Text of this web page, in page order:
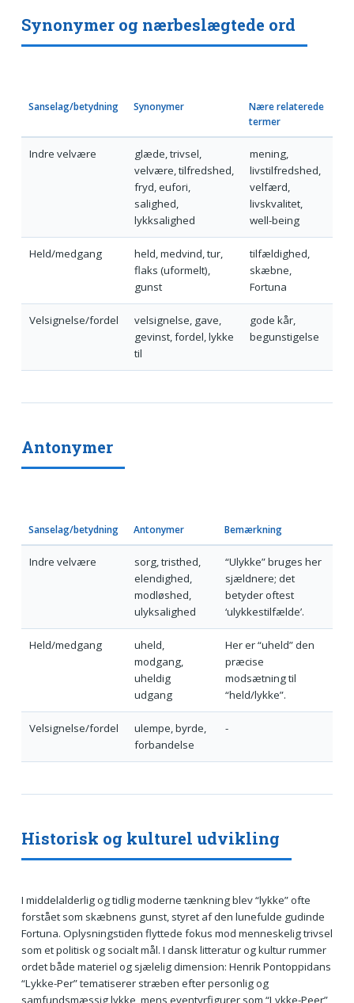
Synonymer og nærbeslægtede ord
Sanselag/betydning Synonymer
Nære relaterede
termer
Indre velvære
glæde, trivsel,
velvære, tilfredshed,
fryd, eufori,
salighed,
lykksalighed
mening,
livstilfredshed,
velfærd,
livskvalitet,
well-being
Held/medgang
held, medvind, tur,
flaks (uformelt),
gunst
tilfældighed,
skæbne,
Fortuna
Velsignelse/fordel
velsignelse, gave,
gevinst, fordel, lykke
til
gode kår,
begunstigelse
Antonymer
Sanselag/betydning Antonymer Bemærkning
Indre velvære
sorg, tristhed,
elendighed,
modløshed,
ulyksalighed
“Ulykke” bruges her
sjældnere; det
betyder oftest
‘ulykkestilfælde’.
Held/medgang
uheld,
modgang,
uheldig
udgang
Her er “uheld” den
præcise
modsætning til
“held/lykke”.
Velsignelse/fordel
ulempe, byrde,
forbandelse
-
Historisk og kulturel udvikling
I middelalderlig og tidlig moderne tænkning blev “lykke” ofte
forstået som skæbnens gunst, styret af den lunefulde gudinde
Fortuna. Oplysningstiden flyttede fokus mod menneskelig trivsel
som et politisk og socialt mål. I dansk litteratur og kultur rummer
ordet både materiel og sjælelig dimension: Henrik Pontoppidans
“Lykke-Per” tematiserer stræben efter personlig og
samfundsmæssig lykke, mens eventyrfigurer som “Lykke-Peer”